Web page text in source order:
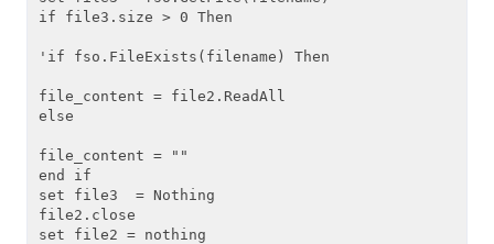
if file3.size > 0 Then
'if fso.FileExists(filename) Then
file_content = file2.ReadAll
else
file_content = ""
end if
set file3  = Nothing
file2.close
set file2 = nothing